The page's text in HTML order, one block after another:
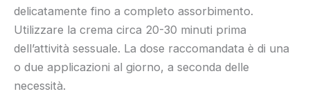
delicatamente fino a completo assorbimento.
Utilizzare la crema circa 20-30 minuti prima
dell’attività sessuale. La dose raccomandata è di una
o due applicazioni al giorno, a seconda delle
necessità.